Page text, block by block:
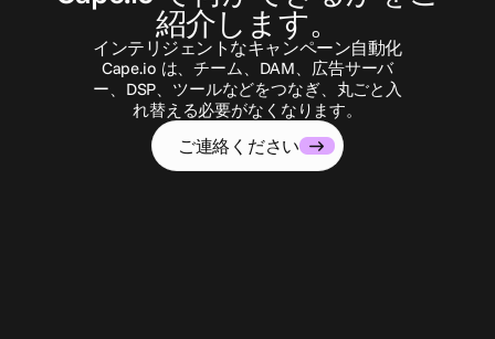
紹介します。
インテリジェントなキャンペーン自動化
Cape.io は、チーム、DAM、広告サーバ
ー、DSP、ツールなどをつなぎ、丸ごと入
れ替える必要がなくなります。
ご連絡ください